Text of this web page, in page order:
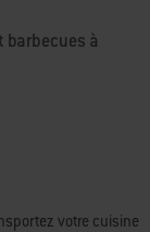
barbecues à
votre cuisine